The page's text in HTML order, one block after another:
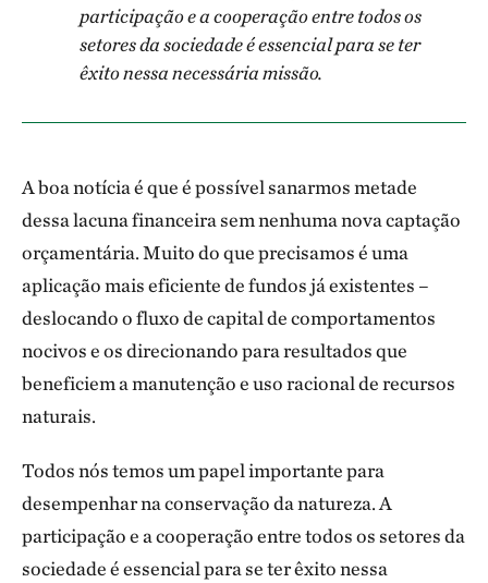
participação e a cooperação entre todos os
setores da sociedade é essencial para se ter
êxito nessa necessária missão.
A boa notícia é que é possível sanarmos metade
dessa lacuna financeira sem nenhuma nova captação
orçamentária. Muito do que precisamos é uma
aplicação mais eficiente de fundos já existentes –
deslocando o fluxo de capital de comportamentos
nocivos e os direcionando para resultados que
beneficiem a manutenção e uso racional de recursos
naturais.
Todos nós temos um papel importante para
desempenhar na conservação da natureza. A
participação e a cooperação entre todos os setores da
sociedade é essencial para se ter êxito nessa